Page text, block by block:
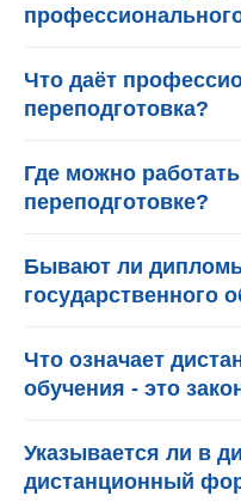
Что даёт
переподготовка?
Где можно
переподготовке?
Бывают ли
государственного
Что означает
обучения - это
Указывается ли в
дистанционный